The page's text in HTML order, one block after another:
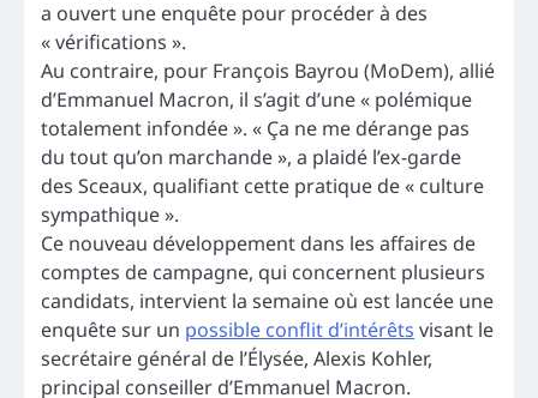
a ouvert une enquête pour procéder à des
« vérifications ».
Au contraire, pour François Bayrou (MoDem), allié
d’Emmanuel Macron, il s’agit d’une « polémique
totalement infondée ». « Ça ne me dérange pas
du tout qu’on marchande », a plaidé l’ex-garde
des Sceaux, qualifiant cette pratique de « culture
sympathique ».
Ce nouveau développement dans les affaires de
comptes de campagne, qui concernent plusieurs
candidats, intervient la semaine où est lancée une
enquête sur un possible conflit d’intérêts visant le
secrétaire général de l’Élysée, Alexis Kohler,
principal conseiller d’Emmanuel Macron.